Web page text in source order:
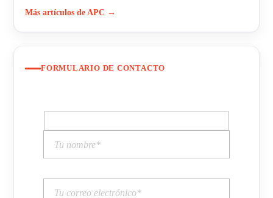
Más artículos de APC →
FORMULARIO DE CONTACTO